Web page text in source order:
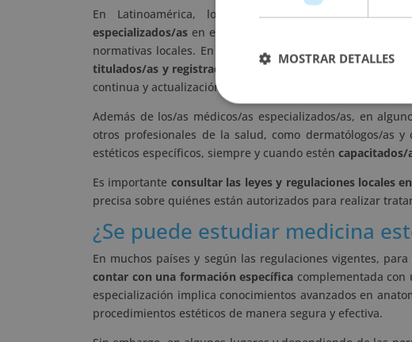
En Latinoamérica, los tratamientos de medicina
especializados/as en esta disciplina. La autorización y
normativas locales. En muchos casos, los/as médicos
titulados/as y registrados/as
en los colegios de médicos
continua y actualización profesional exigidos por las
Además de los/as médicos/as especializados/as, en
otros profesionales de la salud, como dermatólogos/as
estéticos específicos, siempre y cuando estén capacitados/
Es importante consultar las leyes y regulaciones locales
precisa sobre quiénes están autorizados para realizar
¿Se puede estudiar medicina
En muchos países y según las regulaciones vigentes,
contar con una formación específica complementada con
especialización implica conocimientos avanzados en
procedimientos estéticos de manera segura y efectiva.
MOSTRAR DETALLES